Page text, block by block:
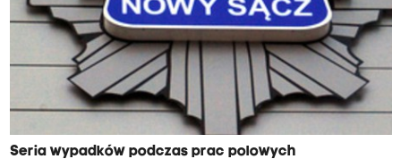
Seria wypadków podczas prac polowych